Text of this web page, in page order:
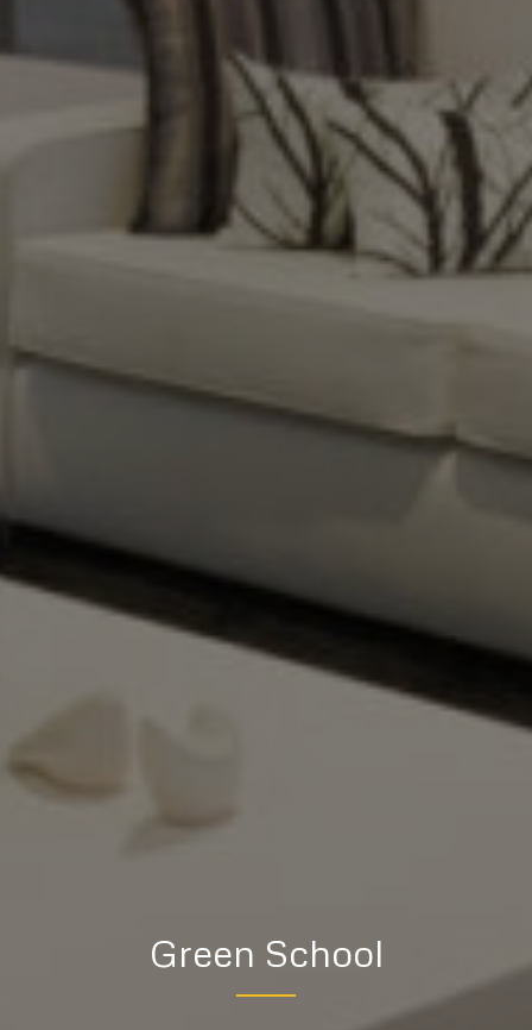
Green School